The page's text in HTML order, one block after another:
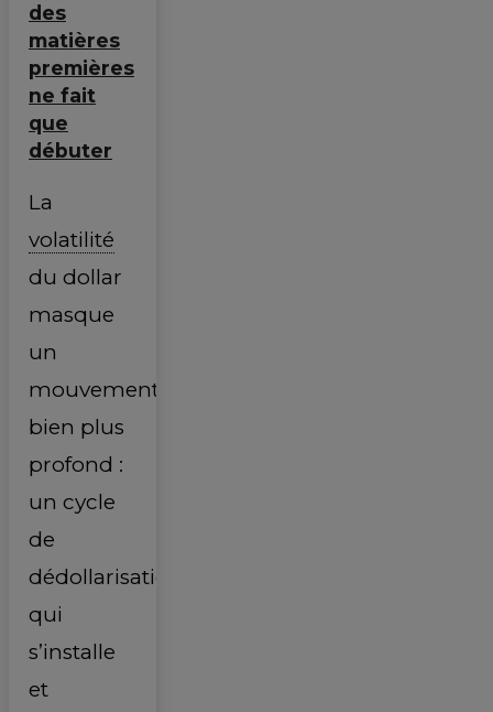
des
matières
premières
ne fait
que
débuter
La
volatilité
du dollar
masque
un
mouvement
bien plus
profond :
un cycle
de
dédollarisation
qui
s’installe
et